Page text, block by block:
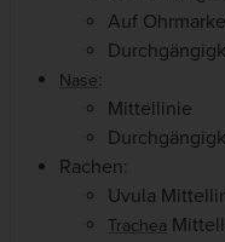
Auf
Nase:
Mittellinie
Rachen:
Uvula
Trachea